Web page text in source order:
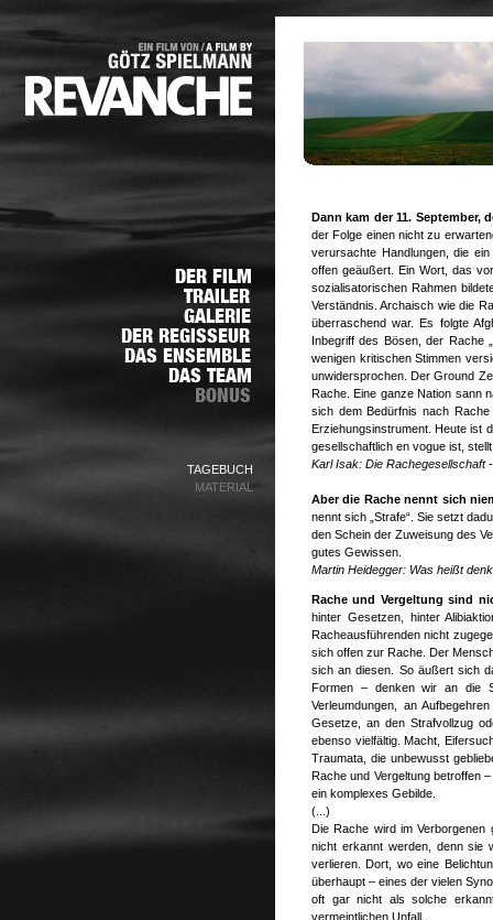
TAGEBUCH
MATERIAL
Dann kam der 11. September,
der Folge einen nicht zu
verursachte Handlungen, die
offen geäußert. Ein Wort, das
sozialisatorischen Rahmen
Verständnis. Archaisch wie die
überraschend war. Es folgte
Inbegriff des Bösen, der Rache
wenigen kritischen Stimmen
unwidersprochen. Der Ground
Rache. Eine ganze Nation sann
sich dem Bedürfnis nach
Erziehungsinstrument. Heute ist
gesellschaftlich en vogue ist,
Karl Isak: Die Rachegesellschaft
Aber die Rache nennt sich
nennt sich „Strafe“. Sie setzt
den Schein der Zuweisung des
gutes Gewissen.
Martin Heidegger: Was heißt
Rache und Vergeltung sind
hinter Gesetzen, hinter
Racheausführenden nicht
sich offen zur Rache. Der
sich an diesen. So äußert sich
Formen – denken wir an die
Verleumdungen, an
Gesetze, an den Strafvollzug
ebenso vielfältig. Macht,
Traumata, die unbewusst
Rache und Vergeltung betroffen
ein komplexes Gebilde.
(...)
Die Rache wird im
nicht erkannt werden, denn sie
verlieren. Dort, wo eine
überhaupt – eines der vielen
oft gar nicht als solche
vermeintlichen Unfall.